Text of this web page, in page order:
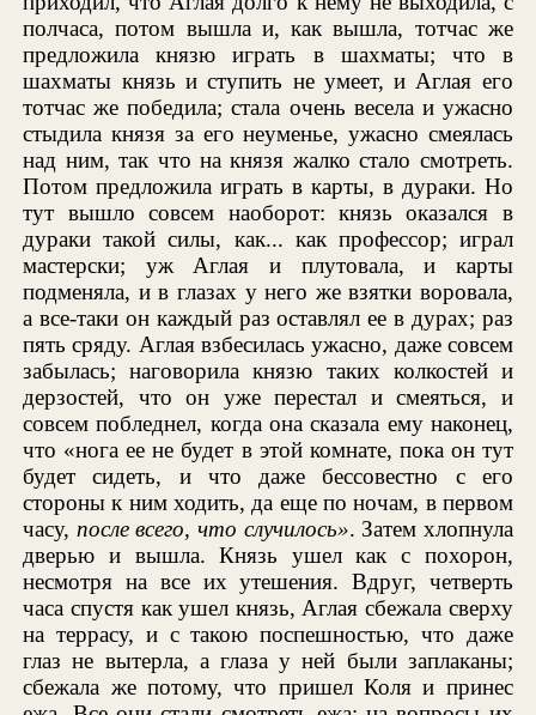
полчаса, потом вышла и, как вышла, тотчас же
предложила князю играть в шахматы; что в
шахматы князь и ступить не умеет, и Аглая его
тотчас же победила; стала очень весела и ужасно
стыдила князя за его неуменье, ужасно смеялась
над ним, так что на князя жалко стало смотреть.
Потом предложила играть в карты, в дураки. Но
тут вышло совсем наоборот: князь оказался в
дураки такой силы, как... как профессор; играл
мастерски; уж Аглая и плутовала, и карты
подменяла, и в глазах у него же взятки воровала,
а все-таки он каждый раз оставлял ее в дурах; раз
пять сряду. Аглая взбесилась ужасно, даже совсем
забылась; наговорила князю таких колкостей и
дерзостей, что он уже перестал и смеяться, и
совсем побледнел, когда она сказала ему наконец,
что «нога ее не будет в этой комнате, пока он тут
будет сидеть, и что даже бессовестно с его
стороны к ним ходить, да еще по ночам, в первом
часу, после всего, что случилось». Затем хлопнула
дверью и вышла. Князь ушел как с похорон,
несмотря на все их утешения. Вдруг, четверть
часа спустя как ушел князь, Аглая сбежала сверху
на террасу, и с такою поспешностью, что даже
глаз не вытерла, а глаза у ней были заплаканы;
сбежала же потому, что пришел Коля и принес